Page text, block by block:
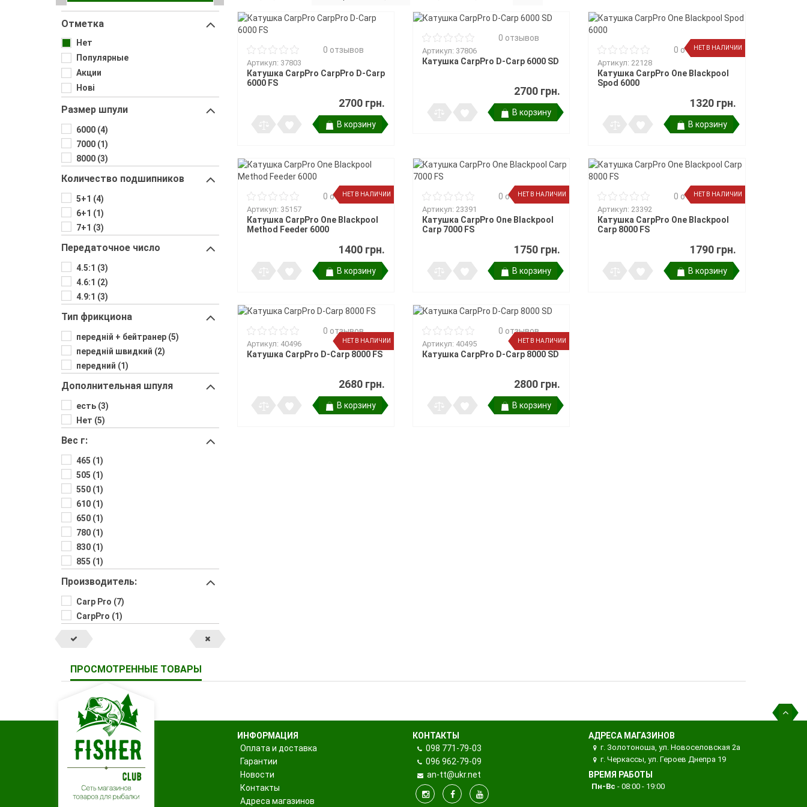
Чехлы и сумки
спиннингиста
Аксессуары для монтажа
Крючки фидерные
Сигнализаторы поклевки
Подставки и держатели
Род-поды
Аксессуары для подставок и
держателей
Треноги
Держатели
Джиг-ріг
Fisher Club
SinkFish
Отметка
Нет
Популярные
Акции
Нові
Размер шпули
6000 (4)
7000 (1)
8000 (3)
Количество подшипников
5+1 (4)
6+1 (1)
7+1 (3)
Передаточное число
4.5:1 (3)
4.6:1 (2)
4.9:1 (3)
Тип фрикциона
передній + бейтранер (5)
передній швидкий (2)
передний (1)
Дополнительная шпуля
есть (3)
Нет (5)
Вес г:
465 (1)
505 (1)
550 (1)
610 (1)
650 (1)
780 (1)
830 (1)
855 (1)
Производитель:
Carp Pro (7)
CarpPro (1)
0 отзывов
Артикул: 37803
Катушка CarpPro CarpPro D-Carp
6000 FS
2700 грн.
В корзину
0 отзывов
Артикул: 37806
Катушка CarpPro D-Carp 6000 SD
2700 грн.
В корзину
НЕТ В НАЛИЧИИ
0 отзывов
Артикул: 22128
Катушка CarpPro One Blackpool
Spod 6000
1320 грн.
В корзину
НЕТ В НАЛИЧИИ
0 отзывов
Артикул: 35157
Катушка CarpPro One Blackpool
Method Feeder 6000
1400 грн.
В корзину
НЕТ В НАЛИЧИИ
0 отзывов
Артикул: 23391
Катушка CarpPro One Blackpool
Carp 7000 FS
1750 грн.
В корзину
НЕТ В НАЛИЧИИ
0 отзывов
Артикул: 23392
Катушка CarpPro One Blackpool
Carp 8000 FS
1790 грн.
В корзину
НЕТ В НАЛИЧИИ
0 отзывов
Артикул: 40496
Катушка CarpPro D-Carp 8000 FS
2680 грн.
В корзину
НЕТ В НАЛИЧИИ
0 отзывов
Артикул: 40495
Катушка CarpPro D-Carp 8000 SD
2800 грн.
В корзину
ПРОСМОТРЕННЫЕ ТОВАРЫ
ИНФОРМАЦИЯ
Оплата и доставка
Гарантии
Новости
Контакты
Адреса магазинов
КОНТАКТЫ
098 771-79-03
096 962-79-09
an-tt@ukr.net
АДРЕСА МАГАЗИНОВ
г. Золотоноша, ул. Новоселовская 2а
г. Черкассы, ул. Героев Днепра 19
ВРЕМЯ РАБОТЫ
Пн-Вс - 08:00 - 19:00